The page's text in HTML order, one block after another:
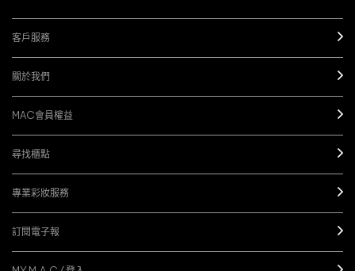
客戶服務
關於我們
MAC會員權益
尋找櫃點
專業彩妝服務
訂閱電子報